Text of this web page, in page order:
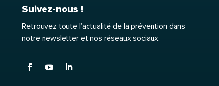
Suivez-nous !
Retrouvez toute l’actualité de la prévention dans
notre newsletter et nos réseaux sociaux.